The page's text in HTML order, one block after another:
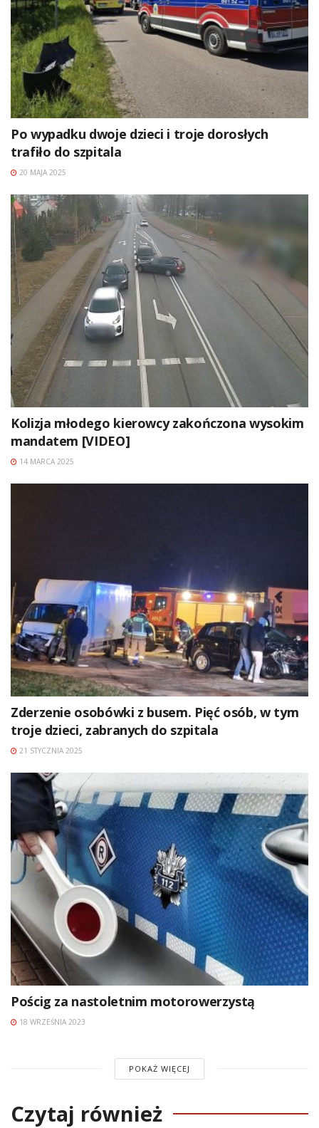
Po wypadku dwoje dzieci i troje dorosłych
trafiło do szpitala
20 MAJA 2025
Kolizja młodego kierowcy zakończona wysokim
mandatem [VIDEO]
14 MARCA 2025
Zderzenie osobówki z busem. Pięć osób, w tym
troje dzieci, zabranych do szpitala
21 STYCZNIA 2025
Pościg za nastoletnim motorowerzystą
18 WRZEŚNIA 2023
POKAŻ WIĘCEJ
Czytaj również